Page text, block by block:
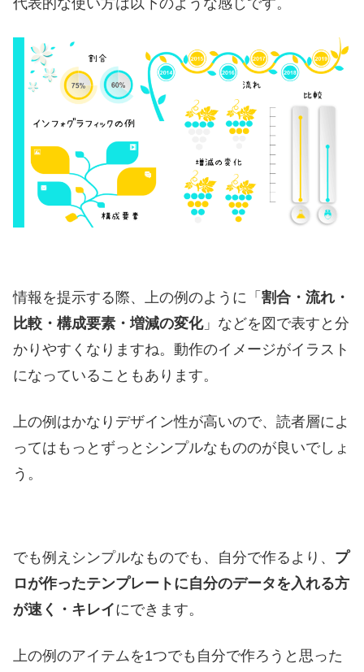
代表的な使い方は以下のような感じです。
情報を提示する際、上の例のように「 割合・流れ・
比較・構成要素・増減の変化」などを図で表すと分
かりやすくなりますね。動作のイメージがイラスト
になっていることもあります。
上の例はかなりデザイン性が高いので、読者層によ
ってはもっとずっとシンプルなもののが良いでしょ
う。
でも例えシンプルなものでも、自分で作るより、 プ
ロが作ったテンプレートに自分のデータを入れる方
が速く・キレイにできます。
上の例のアイテムを1つでも自分で作ろうと思った